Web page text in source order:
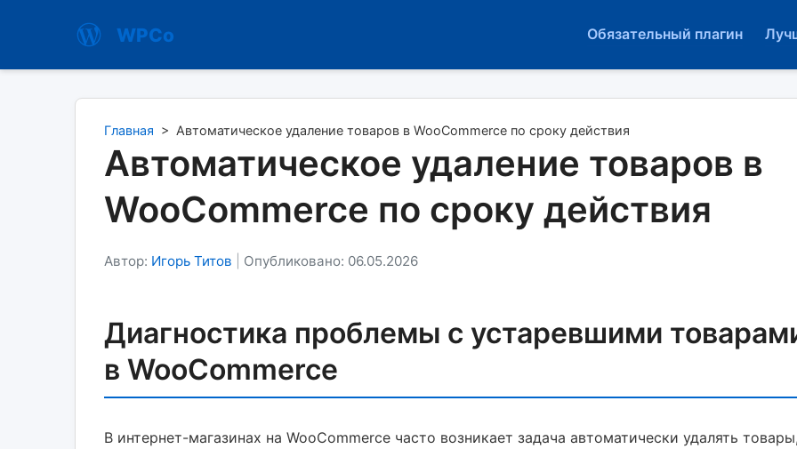
WPCo Обязательный плагин
Главная > Автоматическое удаление товаров в WooCommerce по сроку действия
Автоматическое удаление товаров в
WooCommerce по сроку действия
Автор: Игорь Титов Опубликовано: 06.05.2026
Диагностика проблемы с устаревшими
в WooCommerce
В интернет-магазинах на WooCommerce часто возникает задача автоматически удалять